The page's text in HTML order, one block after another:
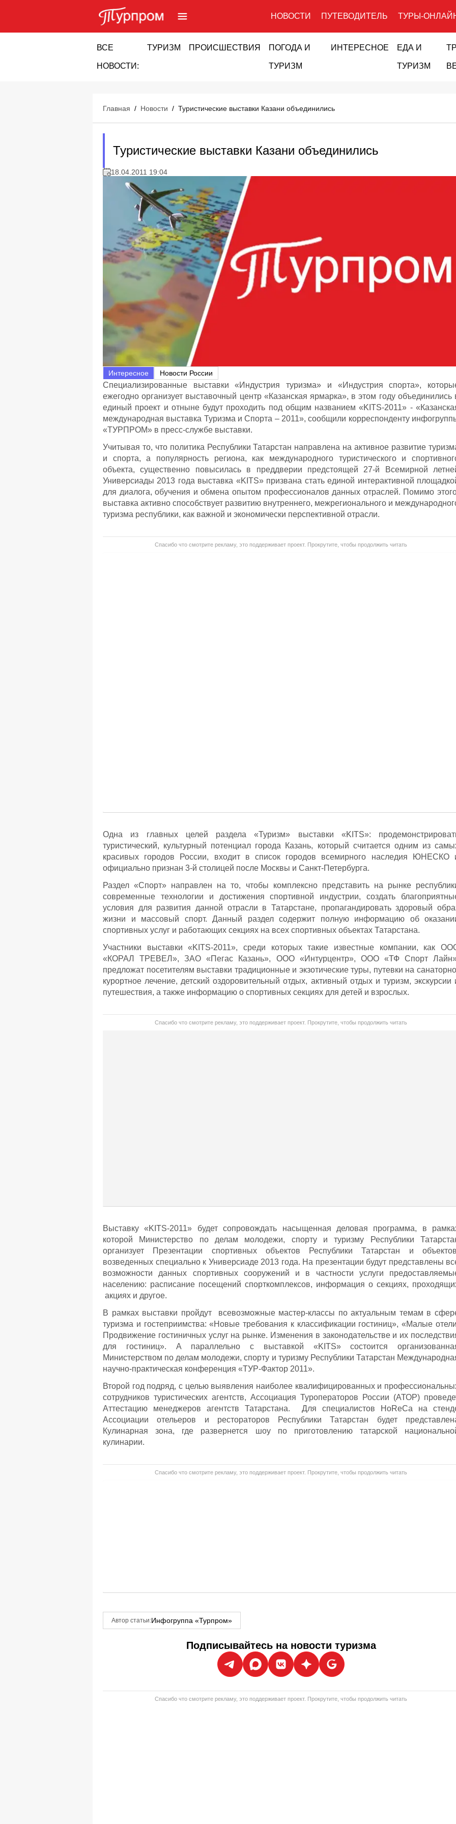
НОВОСТИ ПУТЕВОДИТЕЛЬ ТУРЫ-
ВСЕ
НОВОСТИ:
ТУРИЗМ ПРОИСШЕСТВИЯ ПОГОДА И
ТУРИЗМ
ИНТЕРЕСНОЕ ЕДА И
ТУРИЗМ
Главная / Новости / Туристические выставки Казани объединились
Туристические выставки Казани объединились
18.04.2011 19:04
Интересное Новости России
Специализированные выставки «Индустрия туризма» и «Индустрия спорта»,
ежегодно организует выставочный центр «Казанская ярмарка», в этом году объединились
единый проект и отныне будут проходить под общим названием «KITS-2011» -
международная выставка Туризма и Спорта – 2011», сообщили корреспонденту
«ТУРПРОМ» в пресс-службе выставки.
Учитывая то, что политика Республики Татарстан направлена на активное развитие
и спорта, а популярность региона, как международного туристического и
объекта, существенно повысилась в преддверии предстоящей 27-й Всемирной
Универсиады 2013 года выставка «KITS» призвана стать единой интерактивной
для диалога, обучения и обмена опытом профессионалов данных отраслей. Помимо
выставка активно способствует развитию внутреннего, межрегионального и
туризма республики, как важной и экономически перспективной отрасли.
Спасибо что смотрите рекламу, это поддерживает проект. Прокрутите, чтобы продолжить читать
Одна из главных целей раздела «Туризм» выставки «KITS»:
туристический, культурный потенциал города Казань, который считается одним из
красивых городов России, входит в список городов всемирного наследия ЮНЕСКО
официально признан 3-й столицей после Москвы и Санкт-Петербурга.
Раздел «Спорт» направлен на то, чтобы комплексно представить на рынке
современные технологии и достижения спортивной индустрии, создать
условия для развития данной отрасли в Татарстане, пропагандировать здоровый
жизни и массовый спорт. Данный раздел содержит полную информацию об
спортивных услуг и работающих секциях на всех спортивных объектах Татарстана.
Участники выставки «KITS-2011», среди которых такие известные компании, как
«КОРАЛ ТРЕВЕЛ», ЗАО «Пегас Казань», ООО «Интурцентр», ООО «ТФ Спорт
предложат посетителям выставки традиционные и экзотические туры, путевки на
курортное лечение, детский оздоровительный отдых, активный отдых и туризм, экскурсии
путешествия, а также информацию о спортивных секциях для детей и взрослых.
Спасибо что смотрите рекламу, это поддерживает проект. Прокрутите, чтобы продолжить читать
Выставку «KITS-2011» будет сопровождать насыщенная деловая программа, в
которой Министерство по делам молодежи, спорту и туризму Республики
организует Презентации спортивных объектов Республики Татарстан и
возведенных специально к Универсиаде 2013 года. На презентации будут представлены
возможности данных спортивных сооружений и в частности услуги
населению: расписание посещений спорткомплексов, информация о секциях,
акциях и другое.
В рамках выставки пройдут всевозможные мастер-классы по актуальным темам в
туризма и гостеприимства: «Новые требования к классификации гостиниц», «Малые
Продвижение гостиничных услуг на рынке. Изменения в законодательстве и их
для гостиниц». А параллельно с выставкой «KITS» состоится
Министерством по делам молодежи, спорту и туризму Республики Татарстан
научно-практическая конференция «ТУР-Фактор 2011».
Второй год подряд, с целью выявления наиболее квалифицированных и
сотрудников туристических агентств, Ассоциация Туроператоров России (АТОР)
Аттестацию менеджеров агентств Татарстана. Для специалистов HoReCa на
Ассоциации отельеров и рестораторов Республики Татарстан будет
Кулинарная зона, где развернется шоу по приготовлению татарской
кулинарии.
Спасибо что смотрите рекламу, это поддерживает проект. Прокрутите, чтобы продолжить читать
Автор статьи:Инфогруппа «Турпром»
Подписывайтесь на новости туризма
Спасибо что смотрите рекламу, это поддерживает проект. Прокрутите, чтобы продолжить читать